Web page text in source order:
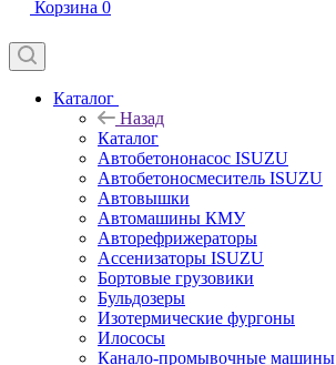
Корзина 0
Каталог
Назад
Каталог
Автобетононасос ISUZU
Автобетоносмеситель ISUZU
Автовышки
Автомашины КМУ
Авторефрижераторы
Ассенизаторы ISUZU
Бортовые грузовики
Бульдозеры
Изотермические фургоны
Илососы
Канало-промывочные машины